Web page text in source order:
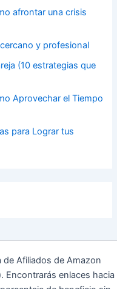
afrontar una crisis
y profesional
(10 estrategias que
Aprovechar el Tiempo
para Lograr tus
de Afiliados de Amazon
Encontrarás enlaces hacia